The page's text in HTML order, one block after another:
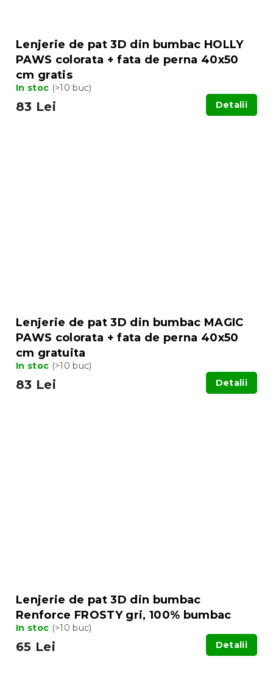
Lenjerie de pat 3D din bumbac HOLLY
PAWS colorata + fata de perna 40x50
cm gratis
In stoc (>10 buc)
83 Lei Detalii
Lenjerie de pat 3D din bumbac MAGIC
PAWS colorata + fata de perna 40x50
cm gratuita
In stoc (>10 buc)
83 Lei Detalii
Lenjerie de pat 3D din bumbac
Renforce FROSTY gri, 100% bumbac
In stoc (>10 buc)
65 Lei Detalii